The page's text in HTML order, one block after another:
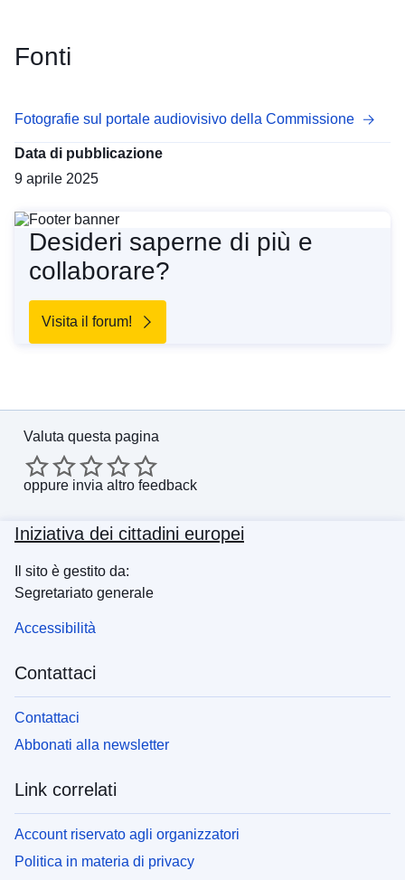
Fonti
Fotografie sul portale audiovisivo della Commissione
Data di pubblicazione
9 aprile 2025
Desideri saperne di più e
collaborare?
Visita il forum!
Valuta questa pagina
oppure invia altro feedback
Iniziativa dei cittadini europei
Il sito è gestito da:
Segretariato generale
Accessibilità
Contattaci
Contattaci
Abbonati alla newsletter
Link correlati
Account riservato agli organizzatori
Politica in materia di privacy